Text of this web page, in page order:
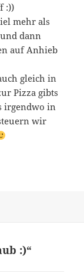
:))
mehr als
dann
auf Anhieb
gleich in
Pizza gibts
irgendwo in
wir
:)“